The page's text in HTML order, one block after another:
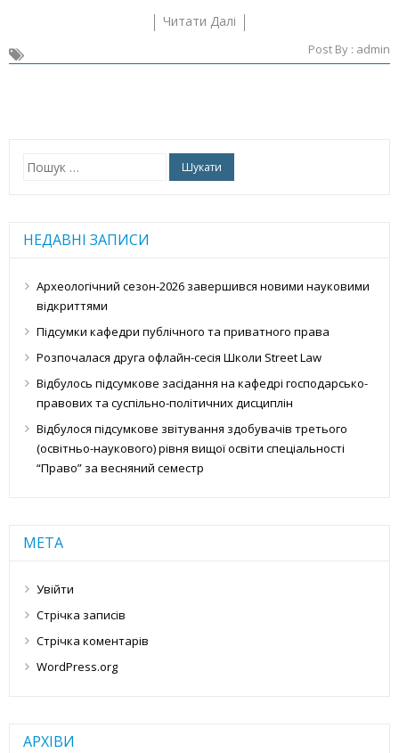
Читати Далі
Post By : admin
Пошук:
НЕДАВНІ ЗАПИСИ
Археологічний сезон-2026 завершився новими науковими
відкриттями
Підсумки кафедри публічного та приватного права
Розпочалася друга офлайн-сесія Школи Street Law
Відбулось підсумкове засідання на кафедрі господарсько-
правових та суспільно-політичних дисциплін
Відбулося підсумкове звітування здобувачів третього
(освітньо-наукового) рівня вищої освіти спеціальності
“Право” за весняний семестр
МЕТА
Увійти
Стрічка записів
Стрічка коментарів
WordPress.org
АРХІВИ